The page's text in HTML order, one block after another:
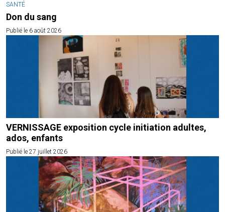
SANTÉ
Don du sang
Publié le 6 août 2026
VERNISSAGE exposition cycle initiation adultes,
ados, enfants
Publié le 27 juillet 2026